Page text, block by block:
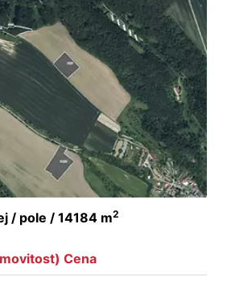
/ pole / 14184 m2
Cena